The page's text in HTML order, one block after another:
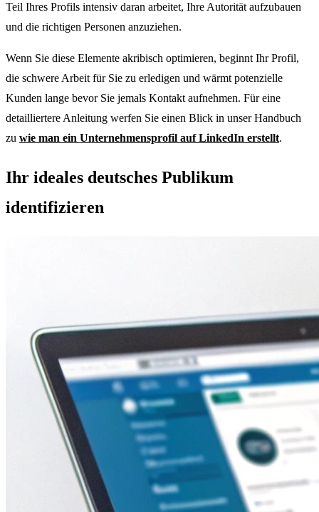
Teil Ihres Profils intensiv daran arbeitet, Ihre Autorität aufzubauen
und die richtigen Personen anzuziehen.
Wenn Sie diese Elemente akribisch optimieren, beginnt Ihr Profil,
die schwere Arbeit für Sie zu erledigen und wärmt potenzielle
Kunden lange bevor Sie jemals Kontakt aufnehmen. Für eine
detailliertere Anleitung werfen Sie einen Blick in unser Handbuch
zu wie man ein Unternehmensprofil auf LinkedIn erstellt.
Ihr ideales deutsches Publikum
identifizieren